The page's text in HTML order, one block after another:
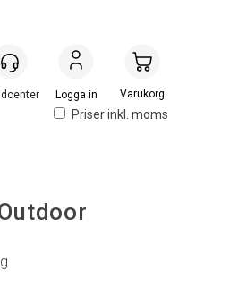
Priser inkl. moms
Logga in Handlevogn